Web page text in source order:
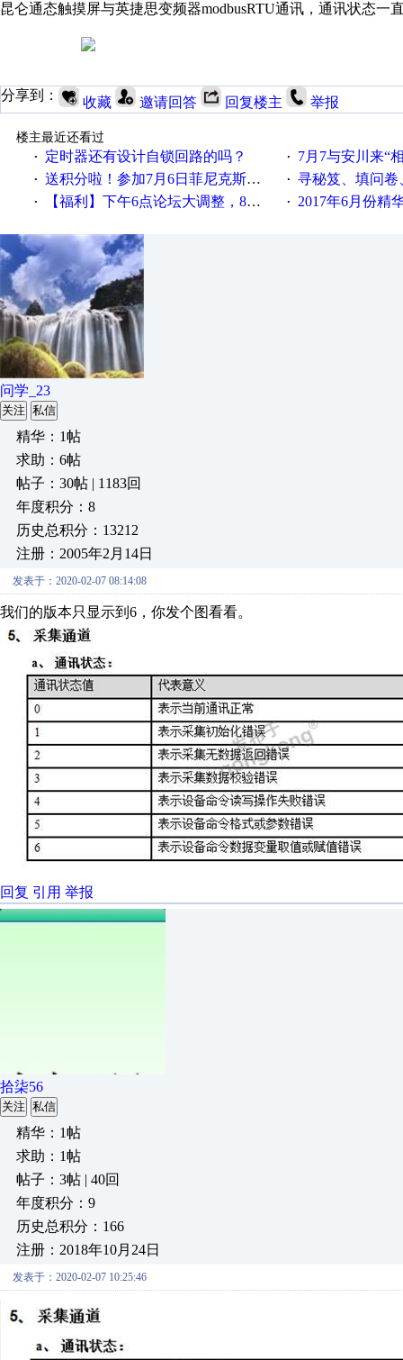
昆仑通态触摸屏与英捷思变频器modbusRTU通讯，通讯状态一
分享到： 收藏 邀请回答 回复楼主 举报
楼主最近还看过
·
定时器还有设计自锁回路的吗？ · 7月7与安川来“
· 送积分啦！参加7月6日菲尼克斯在线研讨会即得 · 寻秘笈、填问卷
· 【福利】下午6点论坛大调整，8点服务器内存升级 · 2017年6月份精
问学_23
关注 私信
精华：1帖
求助：6帖
帖子：30帖 | 1183回
年度积分：8
历史总积分：13212
注册：2005年2月14日
发表于：2020-02-07 08:14:08
我们的版本只显示到6，你发个图看看。
回复 引用 举报
拾柒56
关注 私信
精华：1帖
求助：1帖
帖子：3帖 | 40回
年度积分：9
历史总积分：166
注册：2018年10月24日
发表于：2020-02-07 10:25:46